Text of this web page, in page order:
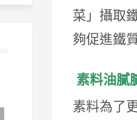
菜」攝取
夠促進鐵
素料油膩
素料為了